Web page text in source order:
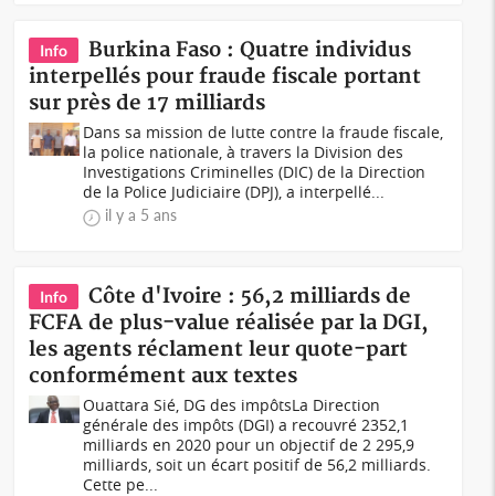
Info
Burkina Faso : Quatre individus
interpellés pour fraude fiscale portant
sur près de 17 milliards
Dans sa mission de lutte contre la fraude fiscale,
la police nationale, à travers la Division des
Investigations Criminelles (DIC) de la Direction
de la Police Judiciaire (DPJ), a interpellé...
il y a 5 ans
Info
Côte d'Ivoire : 56,2 milliards de
FCFA de plus-value réalisée par la DGI,
les agents réclament leur quote-part
conformément aux textes
Ouattara Sié, DG des impôtsLa Direction
générale des impôts (DGI) a recouvré 2352,1
milliards en 2020 pour un objectif de 2 295,9
milliards, soit un écart positif de 56,2 milliards.
Cette pe...